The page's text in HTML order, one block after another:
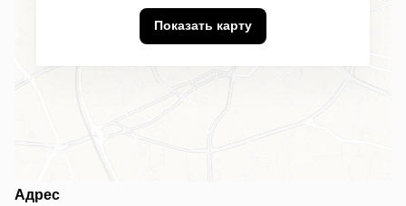
Показать карту
Адрес